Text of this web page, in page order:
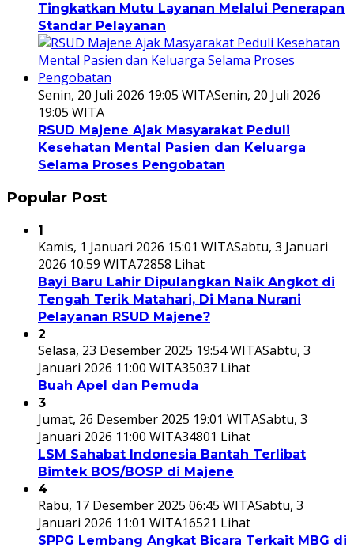
Tingkatkan Mutu Layanan Melalui Penerapan
Standar Pelayanan
Senin, 20 Juli 2026 19:05 WITASenin, 20 Juli 2026
19:05 WITA
RSUD Majene Ajak Masyarakat Peduli
Kesehatan Mental Pasien dan Keluarga
Selama Proses Pengobatan
Popular Post
1
Kamis, 1 Januari 2026 15:01 WITASabtu, 3 Januari
2026 10:59 WITA72858 Lihat
Bayi Baru Lahir Dipulangkan Naik Angkot di
Tengah Terik Matahari, Di Mana Nurani
Pelayanan RSUD Majene?
2
Selasa, 23 Desember 2025 19:54 WITASabtu, 3
Januari 2026 11:00 WITA35037 Lihat
Buah Apel dan Pemuda
3
Jumat, 26 Desember 2025 19:01 WITASabtu, 3
Januari 2026 11:00 WITA34801 Lihat
LSM Sahabat Indonesia Bantah Terlibat
Bimtek BOS/BOSP di Majene
4
Rabu, 17 Desember 2025 06:45 WITASabtu, 3
Januari 2026 11:01 WITA16521 Lihat
SPPG Lembang Angkat Bicara Terkait MBG di